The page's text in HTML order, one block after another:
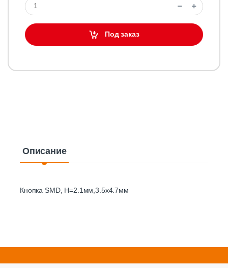
Под заказ
Описание
Кнопка SMD, H=2.1мм,3.5х4.7мм